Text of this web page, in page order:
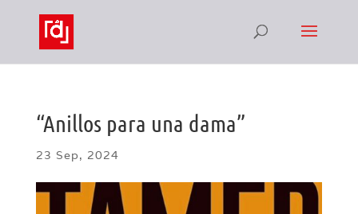
“Anillos para una dama”
23 Sep, 2024